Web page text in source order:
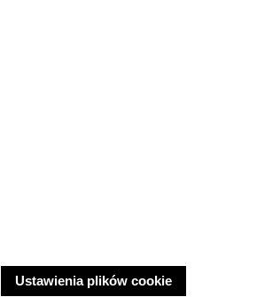
Ustawienia plików cookie